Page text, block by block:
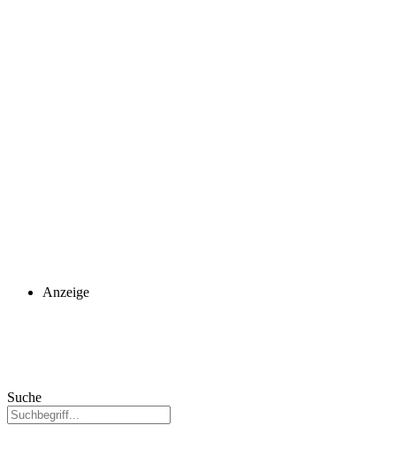
Anzeige
Suche